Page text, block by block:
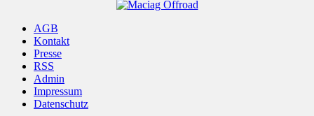
AGB
Kontakt
Presse
RSS
Admin
Impressum
Datenschutz